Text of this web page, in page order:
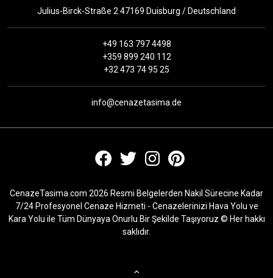
Julius-Birck-Straße 2 47169 Duisburg / Deutschland
+49 163 797 4498
+359 899 240 112
+32 473 74 95 25
info@cenazetasima.de
CenazeTasima.com 2026 Resmi Belgelerden Nakil Sürecine Kadar
7/24 Profesyonel Cenaze Hizmeti - Cenazelerinizi Hava Yolu ve
Kara Yolu ile Tüm Dünyaya Onurlu Bir Şekilde Taşıyoruz © Her hakkı
saklıdır.